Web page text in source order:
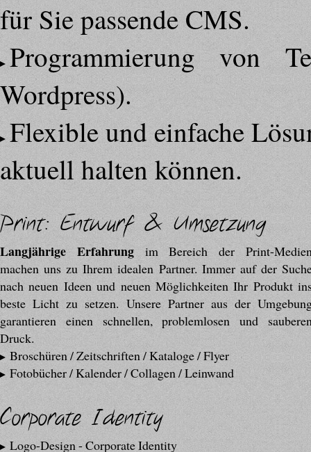
für Sie passende CMS.
Programmierung von
Wordpress).
Flexible und einfache
aktuell halten können.
Print: Entwurf & Umsetzung
Langjährige Erfahrungim Bereich der Print-
machen uns zu Ihrem idealen Partner. Immer auf der
nach neuen Ideen und neuen Möglichkeiten Ihr Produkt
beste Licht zu setzen. Unsere Partner aus der
garantieren einen schnellen, problemlosen und
Druck.
Broschüren / Zeitschriften / Kataloge / Flyer
Fotobücher / Kalender / Collagen / Leinwand
Corporate Identity
Logo-Design - Corporate Identity